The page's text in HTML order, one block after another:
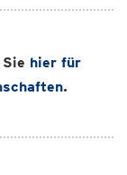
hier für
.